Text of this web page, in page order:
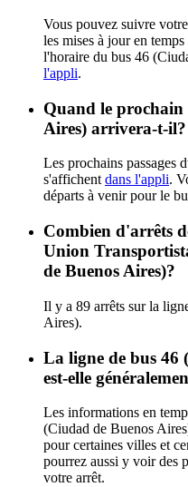
Vous pouvez suivre
les mises à jour en
l'horaire du bus 46
l'appli.
Quand le prochain
Aires) arrivera-t-il?
Les prochains passages
s'affichent dans l'appli.
départs à venir pour le
Combien d'arrêts
Union
de Buenos Aires)?
Il y a 89 arrêts sur la
Aires).
La ligne de bus 46
est-elle
Les informations en
(Ciudad de Buenos
pour certaines villes et
pourrez aussi y voir des
votre arrêt.